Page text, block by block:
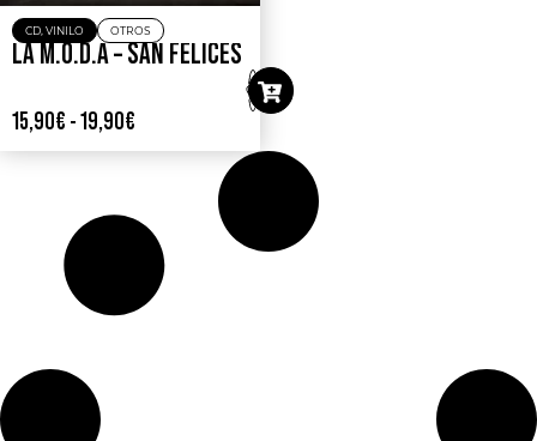
CD, VINILO OTROS
LA M.O.D.A – SAN FELICES
15,90€ - 19,90€